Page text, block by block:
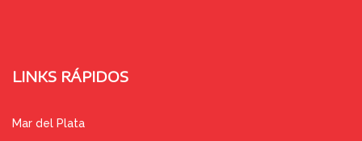
LINKS RÁPIDOS
Mar del Plata